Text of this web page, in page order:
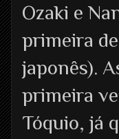
Ozaki e
primeira
japonês).
primeira
Tóquio, já